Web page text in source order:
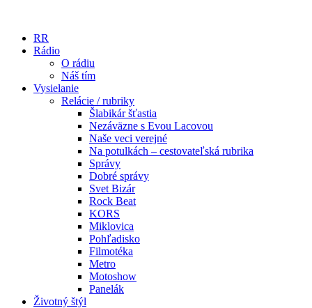
RR
Rádio
O rádiu
Náš tím
Vysielanie
Relácie / rubriky
Šlabikár šťastia
Nezáväzne s Evou Lacovou
Naše veci verejné
Na potulkách – cestovateľská rubrika
Správy
Dobré správy
Svet Bizár
Rock Beat
KORS
Miklovica
Pohľadisko
Filmotéka
Metro
Motoshow
Panelák
Životný štýl